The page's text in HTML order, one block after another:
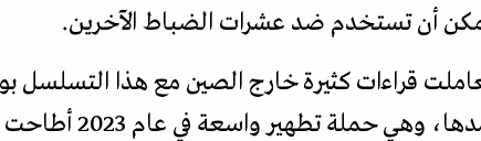
أن تستخدم ضد عشرات الضباط الآخرين.
قراءات كثيرة خارج الصين مع هذا
وهي حملة تطهير واسعة في عام 2023 أطاحت بقيادة القوات